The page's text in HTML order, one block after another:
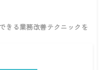
きる業務改善テクニックを